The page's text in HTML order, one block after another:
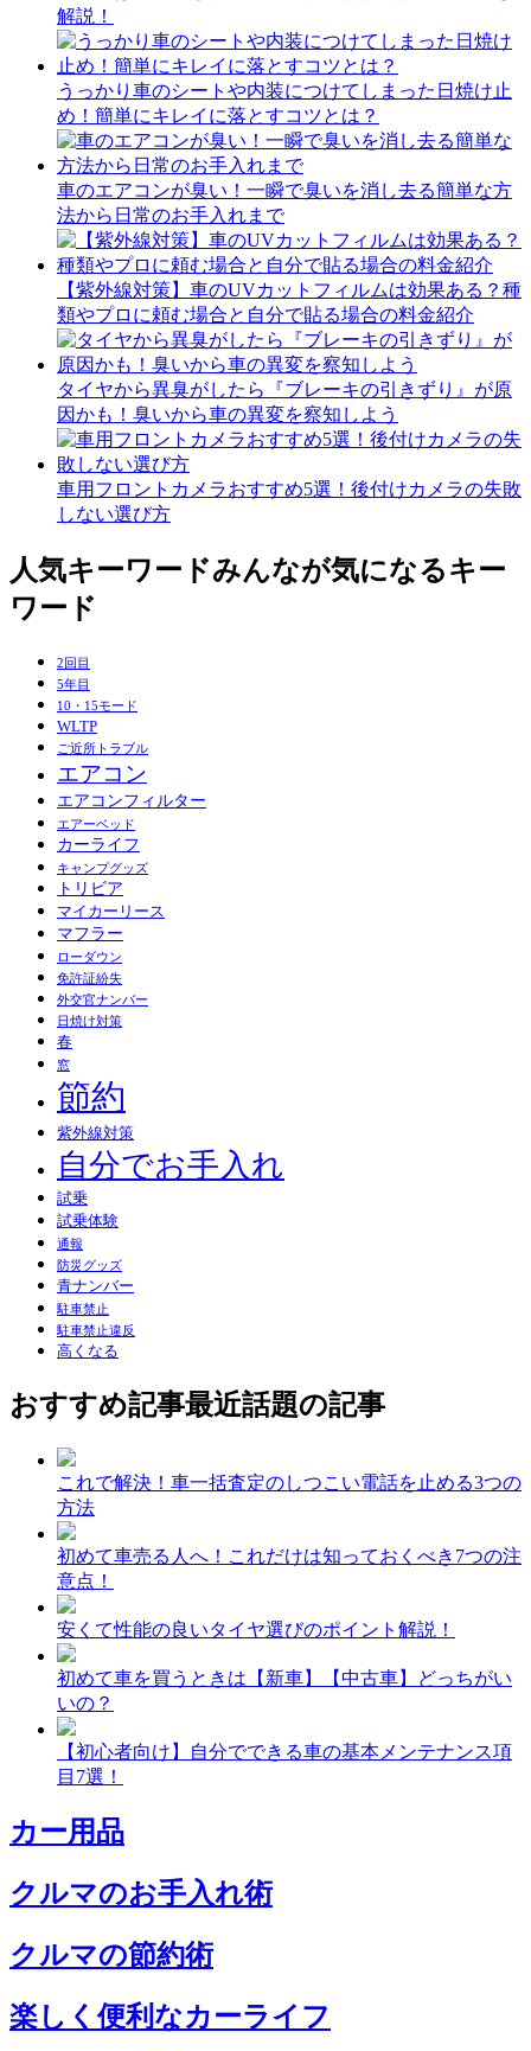
解説！
うっかり車のシートや内装につけてしまった日焼け止
め！簡単にキレイに落とすコツとは？
車のエアコンが臭い！一瞬で臭いを消し去る簡単な方
法から日常のお手入れまで
【紫外線対策】車のUVカットフィルムは効果ある？種
類やプロに頼む場合と自分で貼る場合の料金紹介
タイヤから異臭がしたら『ブレーキの引きずり』が原
因かも！臭いから車の異変を察知しよう
車用フロントカメラおすすめ5選！後付けカメラの失敗
しない選び方
人気キーワードみんなが気になるキー
ワード
2回目
5年目
10・15モード
WLTP
ご近所トラブル
エアコン
エアコンフィルター
エアーベッド
カーライフ
キャンプグッズ
トリビア
マイカーリース
マフラー
ローダウン
免許証紛失
外交官ナンバー
日焼け対策
春
窓
節約
紫外線対策
自分でお手入れ
試乗
試乗体験
通報
防災グッズ
青ナンバー
駐車禁止
駐車禁止違反
高くなる
おすすめ記事最近話題の記事
これで解決！車一括査定のしつこい電話を止める3つの
方法
初めて車売る人へ！これだけは知っておくべき7つの注
意点！
安くて性能の良いタイヤ選びのポイント解説！
初めて車を買うときは【新車】【中古車】どっちがい
いの？
【初心者向け】自分でできる車の基本メンテナンス項
目7選！
カー用品
クルマのお手入れ術
クルマの節約術
楽しく便利なカーライフ